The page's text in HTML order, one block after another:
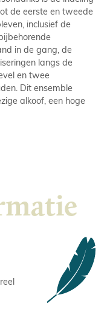
de eerste en tweede
inclusief de
in de gang, de
langs de
en twee
Dit ensemble
alkoof, een hoge